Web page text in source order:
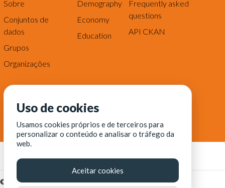
Sobre
Conjuntos de
dados
Grupos
Organizações
Demography
Economy
Education
Frequently asked
questions
API CKAN
© Fortaleza Digital || CITINOVA - Fundação de Ciência,
Uso de cookies
Usamos cookies próprios e de terceiros para
personalizar o conteúdo e analisar o tráfego da
web.
Aceitar cookies